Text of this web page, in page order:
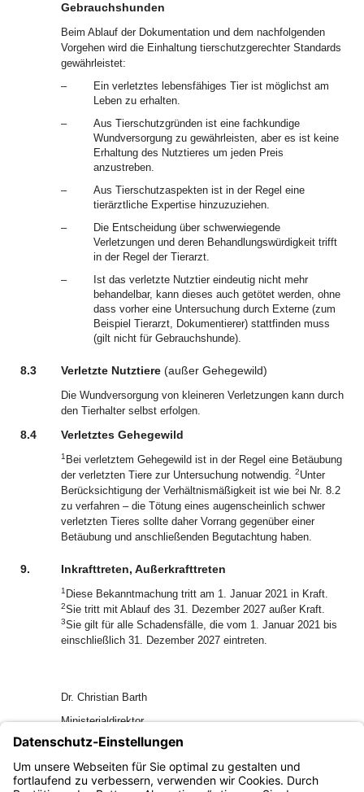
Gebrauchshunden
Beim Ablauf der Dokumentation und dem nachfolgenden
Vorgehen wird die Einhaltung tierschutzgerechter Standards
gewährleistet:
–
Ein verletztes lebensfähiges Tier ist möglichst am
Leben zu erhalten.
–
Aus Tierschutzgründen ist eine fachkundige
Wundversorgung zu gewährleisten, aber es ist keine
Erhaltung des Nutztieres um jeden Preis
anzustreben.
–
Aus Tierschutzaspekten ist in der Regel eine
tierärztliche Expertise hinzuzuziehen.
–
Die Entscheidung über schwerwiegende
Verletzungen und deren Behandlungswürdigkeit trifft
in der Regel der Tierarzt.
–
Ist das verletzte Nutztier eindeutig nicht mehr
behandelbar, kann dieses auch getötet werden, ohne
dass vorher eine Untersuchung durch Externe (zum
Beispiel Tierarzt, Dokumentierer) stattfinden muss
(gilt nicht für Gebrauchshunde).
8.3 Verletzte Nutztiere (außer Gehegewild)
Die Wundversorgung von kleineren Verletzungen kann durch
den Tierhalter selbst erfolgen.
8.4 Verletztes Gehegewild
1 Bei verletztem Gehegewild ist in der Regel eine Betäubung
der verletzten Tiere zur Untersuchung notwendig. 2Unter
Berücksichtigung der Verhältnismäßigkeit ist wie bei Nr. 8.2
zu verfahren – die Tötung eines augenscheinlich schwer
verletzten Tieres sollte daher Vorrang gegenüber einer
Betäubung und anschließenden Begutachtung haben.
9. Inkrafttreten, Außerkrafttreten
1 Diese Bekanntmachung tritt am 1. Januar 2021 in Kraft.
2Sie tritt mit Ablauf des 31. Dezember 2027 außer Kraft.
3Sie gilt für alle Schadensfälle, die vom 1. Januar 2021 bis
einschließlich 31. Dezember 2027 eintreten.
Dr. Christian Barth
Ministerialdirektor
Ausgleichssätze Große Beutegreifer
Wolfsgebiete im Sinne des Schadensausgleichs